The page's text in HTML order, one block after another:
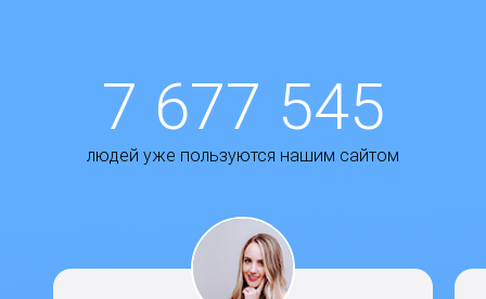
7 677 545
людей уже пользуются нашим сайтом